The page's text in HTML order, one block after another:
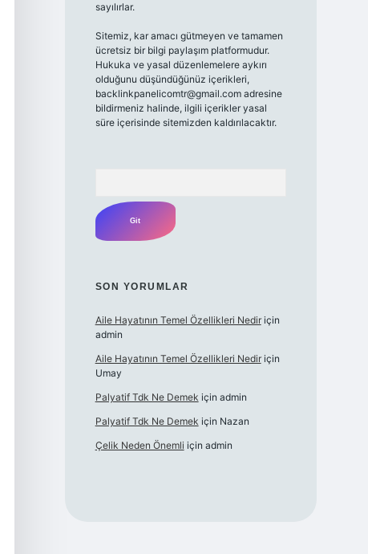
sayılırlar.
Sitemiz, kar amacı gütmeyen ve tamamen
ücretsiz bir bilgi paylaşım platformudur.
Hukuka ve yasal düzenlemelere aykırı
olduğunu düşündüğünüz içerikleri,
backlinkpanelicomtr@gmail.comadresine
bildirmeniz halinde, ilgili içerikler yasal
süre içerisinde sitemizden kaldırılacaktır.
SON YORUMLAR
Aile Hayatının Temel Özellikleri Nediriçin
admin
Aile Hayatının Temel Özellikleri Nediriçin
Umay
Palyatif Tdk Ne Demek için admin
Palyatif Tdk Ne Demek için Nazan
Çelik Neden Önemli için admin